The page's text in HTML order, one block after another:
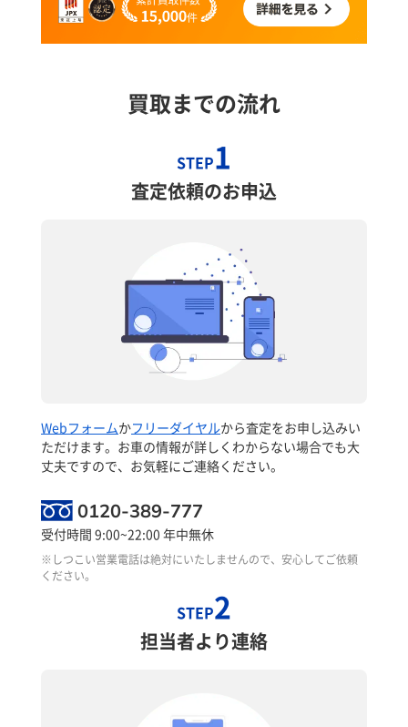
買取までの流れ
STEP1
査定依頼のお申込
Webフォームかフリーダイヤルから査定をお申し込みい
ただけます。お車の情報が詳しくわからない場合でも大
丈夫ですので、お気軽にご連絡ください。
0120-389-777
受付時間 9:00~22:00 年中無休
※しつこい営業電話は絶対にいたしませんので、安心してご依頼
ください。
STEP2
担当者より連絡